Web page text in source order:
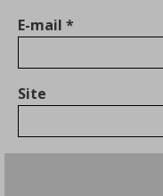
E-mail *
Site
Salvar meus dados